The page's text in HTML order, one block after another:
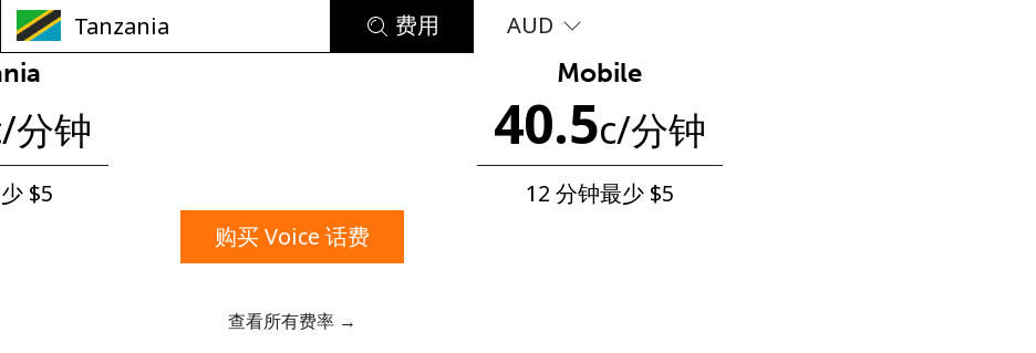
至少 8 个字符
费用 AUD
/分钟
⁦$5⁩
Mobile
40.5c/分钟
12 分钟最少 ⁦$5⁩
购买 Voice 话费
查看所有费率 →